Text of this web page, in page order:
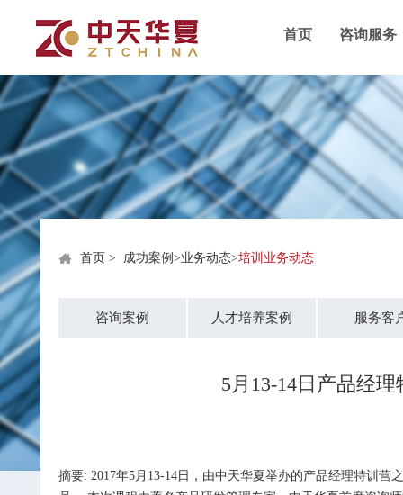
首页 咨询服务
首页 > 成功案例 >业务动态>培训业务动态
咨询案例 人才培养案例 服务客
5月13-14日产品经
摘要: 2017年5月13-14日，由中天华夏举办的产品经理特训